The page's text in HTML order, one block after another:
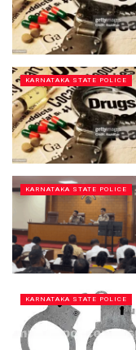
KARNATAKA STATE POLICE
KARNATAKA STATE POLICE
KARNATAKA STATE POLICE